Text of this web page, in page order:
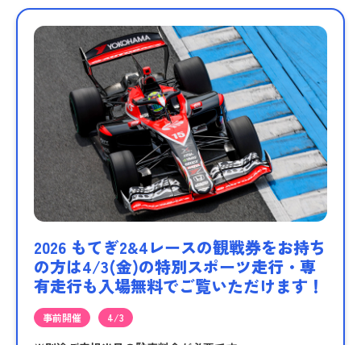
2026 もてぎ2&4レースの観戦券をお持ち
の方は4/3(金)の特別スポーツ走行・専
有走行も入場無料でご覧いただけます！
事前開催 4/3